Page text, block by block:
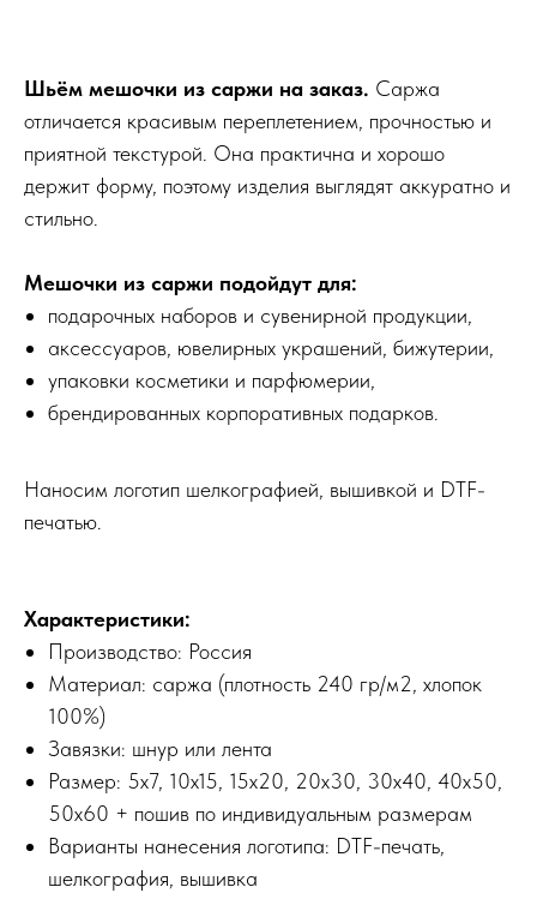
Шьём мешочки из саржи на заказ. Саржа
отличается красивым переплетением, прочностью и
приятной текстурой. Она практична и хорошо
держит форму, поэтому изделия выглядят аккуратно и
стильно.
Мешочки из саржи подойдут для:
подарочных наборов и сувенирной продукции,
аксессуаров, ювелирных украшений, бижутерии,
упаковки косметики и парфюмерии,
брендированных корпоративных подарков.
Наносим логотип шелкографией, вышивкой и DTF-
печатью.
Характеристики:
Производство: Россия
Материал: саржа (плотность 240 гр/м2, хлопок
100%)
Завязки: шнур или лента
Размер: 5х7, 10х15, 15х20, 20х30, 30х40, 40х50,
50х60 + пошив по индивидуальным размерам
Варианты нанесения логотипа: DTF-печать,
шелкография, вышивка